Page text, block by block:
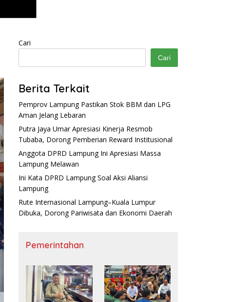
Cari
Cari
Berita Terkait
Pemprov Lampung Pastikan Stok BBM dan LPG
Aman Jelang Lebaran
Putra Jaya Umar Apresiasi Kinerja Resmob
Tubaba, Dorong Pemberian Reward Institusional
Anggota DPRD Lampung Ini Apresiasi Massa
Lampung Melawan
Ini Kata DPRD Lampung Soal Aksi Aliansi
Lampung
Rute Internasional Lampung–Kuala Lumpur
Dibuka, Dorong Pariwisata dan Ekonomi Daerah
Pemerintahan